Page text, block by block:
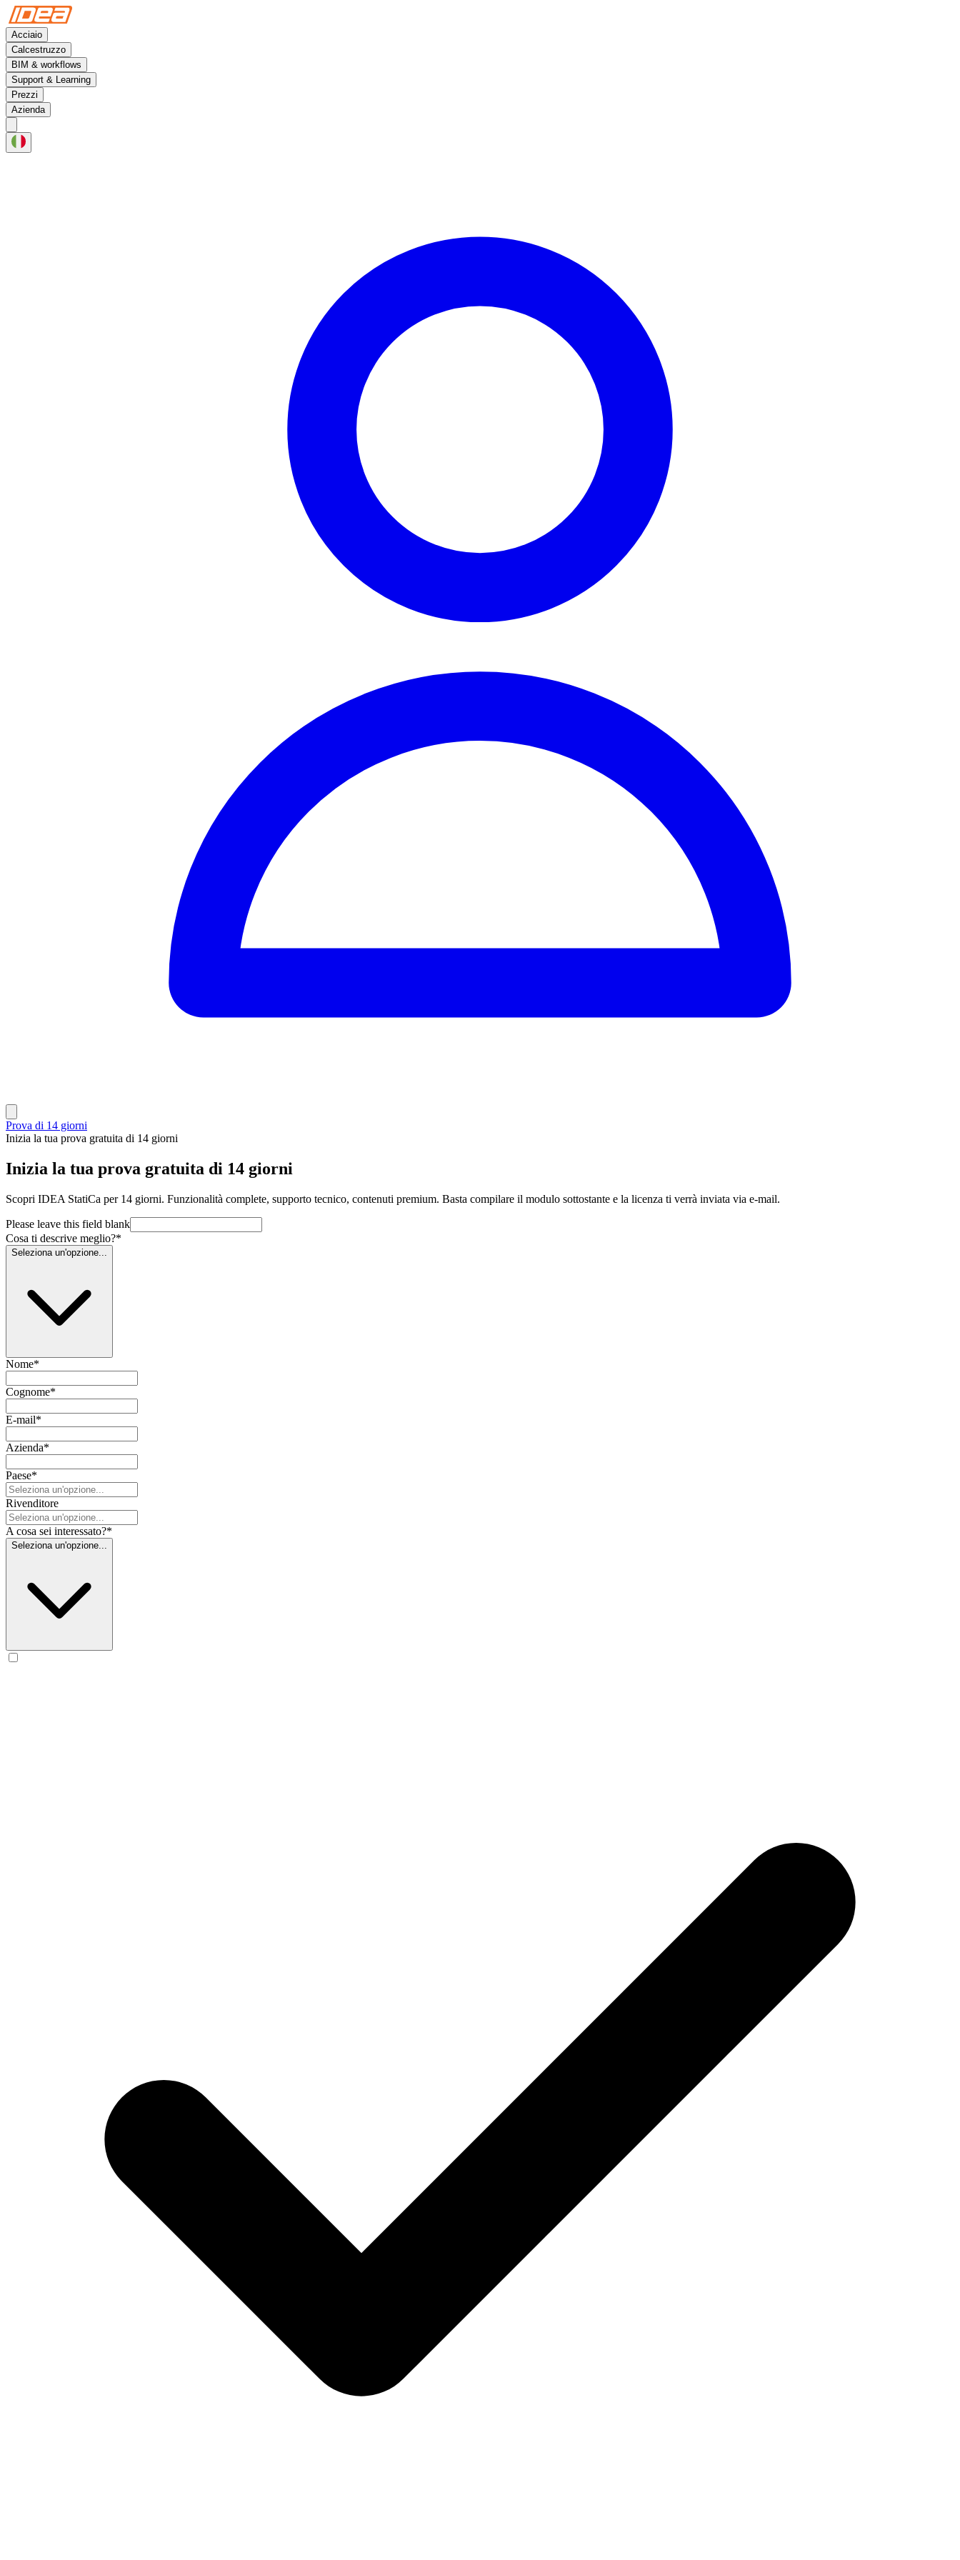
Acciaio
Calcestruzzo
BIM & workflows
Support & Learning
Prezzi
Azienda
Prova di 14 giorni
Inizia la tua prova gratuita di 14 giorni
Inizia la tua prova gratuita di 14 giorni
Scopri IDEA StatiCa per 14 giorni. Funzionalità complete, supporto tecnico, contenuti premium. Basta compilare il modulo sottostante e la licenza ti verrà inviata via e-mail.
Please leave this field blank
Cosa ti descrive meglio?*
Seleziona un'opzione...
Nome*
Cognome*
E-mail*
Azienda*
Paese*
Rivenditore
A cosa sei interessato?*
Seleziona un'opzione...